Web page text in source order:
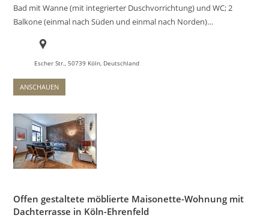
Bad mit Wanne (mit integrierter Duschvorrichtung) und WC; 2
Balkone (einmal nach Süden und einmal nach Norden)…
Escher Str., 50739 Köln, Deutschland
ANSCHAUEN
Offen gestaltete möblierte Maisonette-Wohnung mit
Dachterrasse in Köln-Ehrenfeld